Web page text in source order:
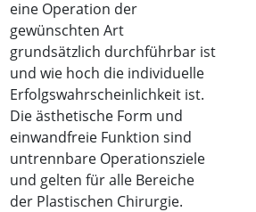
eine Operation der
gewünschten Art
grundsätzlich durchführbar ist
und wie hoch die individuelle
Erfolgswahrscheinlichkeit ist.
Die ästhetische Form und
einwandfreie Funktion sind
untrennbare Operationsziele
und gelten für alle Bereiche
der Plastischen Chirurgie.